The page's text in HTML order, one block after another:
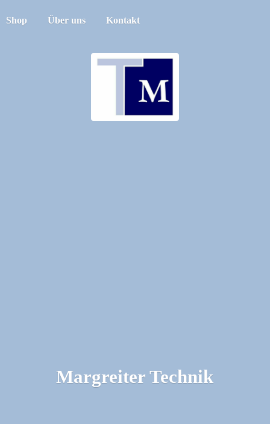
Shop Über uns Kontakt
Margreiter Technik